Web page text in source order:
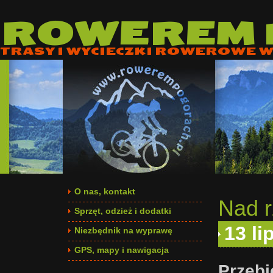
ROWEREM
TRASY I WYCIECZKI ROWEROWE
Nad
13
O nas, kontakt
Sprzęt, odzież i dodatki
Niezbędnik na wyprawę
GPS, mapy i nawigacja